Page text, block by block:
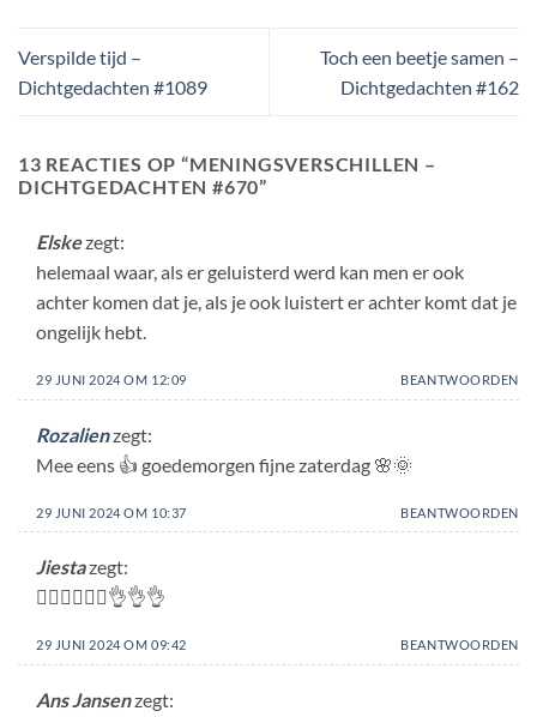
Verspilde tijd –
Dichtgedachten #1089
Toch een beetje samen –
Dichtgedachten #162
13 REACTIES OP “MENINGSVERSCHILLEN –
DICHTGEDACHTEN #670”
Elskezegt:
helemaal waar, als er geluisterd werd kan men er ook
achter komen dat je, als je ook luistert er achter komt dat je
ongelijk hebt.
29 JUNI 2024 OM 12:09 BEANTWOORDEN
Rozalienzegt:
Mee eens 👍 goedemorgen fijne zaterdag 🌸🌞
29 JUNI 2024 OM 10:37 BEANTWOORDEN
Jiestazegt:
👍🏻👍🏻👍🏻👌👌👌
29 JUNI 2024 OM 09:42 BEANTWOORDEN
Ans Jansenzegt: